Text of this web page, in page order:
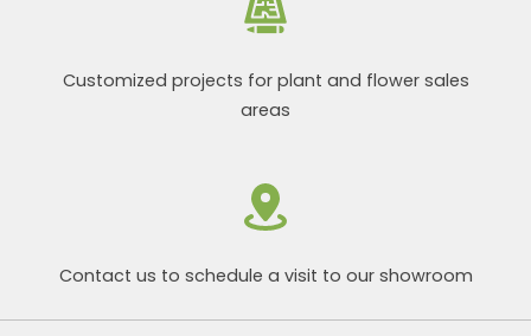
Customized projects for plant and flower sales
areas
Contact us to schedule a visit to our showroom